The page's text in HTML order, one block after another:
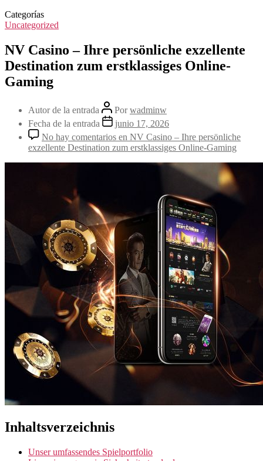
Categorías
Uncategorized
NV Casino – Ihre persönliche exzellente
Destination zum erstklassiges Online-
Gaming
Autor de la entrada Porwadminw
Fecha de la entrada
junio 17, 2026
No hay comentarios en NV Casino – Ihre persönliche
exzellente Destination zum erstklassiges Online-Gaming
Inhaltsverzeichnis
Unser umfassendes Spielportfolio